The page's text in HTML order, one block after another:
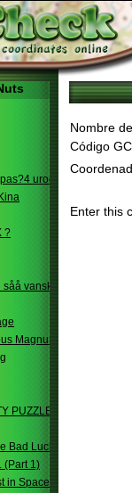
urodziny
?
vanskelig.
Magnum
PUZZLE
Bad Luck Box
(Part 1)
in Space
Nombre
Código
Enter this